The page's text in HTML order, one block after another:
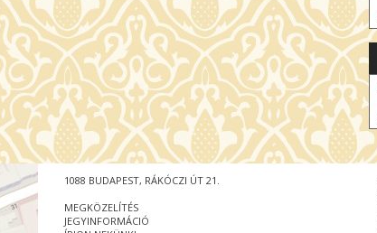
1088 BUDAPEST, RÁKÓCZI ÚT 21.
MEGKÖZELÍTÉS
JEGYINFORMÁCIÓ